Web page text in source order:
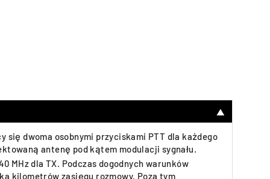
▼
dwoma osobnymi przyciskami PTT dla każdego
antenę pod kątem modulacji sygnału.
MHz dla TX. Podczas dogodnych warunków
kilometrów zasięgu rozmowy. Poza tym